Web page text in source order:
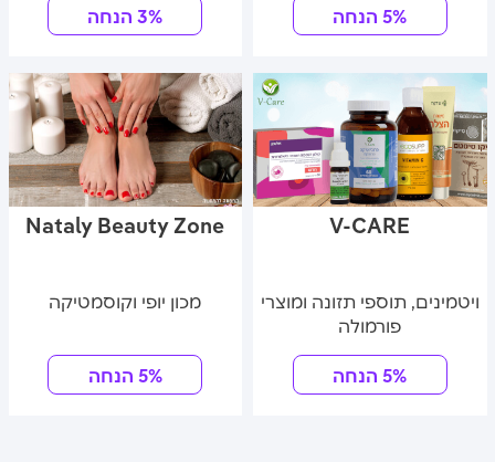
3% הנחה 5% הנחה
Nataly Beauty Zone
מכון יופי וקוסמטיקה
5% הנחה
V-CARE
ויטמינים, תוספי תזונה ומוצרי
פורמולה
5% הנחה